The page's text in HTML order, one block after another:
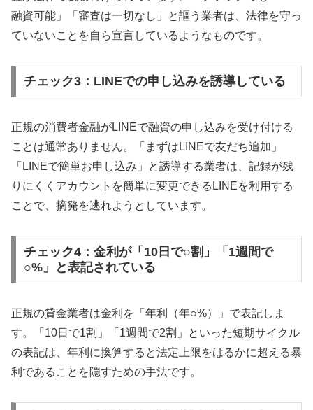
融資可能」「審査は一切なし」と謳う業者は、法律を守っ
ていないことを自ら宣言しているようなものです。
チェック3：LINEでの申し込みを誘導している
正規の消費者金融がLINEで融資の申し込みを受け付ける
ことは通常ありません。「まずはLINEで友だち追加」
「LINEで簡単お申し込み」と誘導する業者は、記録が残
りにくくアカウントを簡単に変更できるLINEを利用する
ことで、摘発を逃れようとしています。
チェック4：金利が「10日で○割」「1週間で
○%」と表記されている
正規の貸金業者は金利を「年利（年○%）」で表記しま
す。「10日で1割」「1週間で2割」といった短期サイクル
の表記は、年利に換算すると法定上限をはるかに超える暴
利であることを隠すための手法です。